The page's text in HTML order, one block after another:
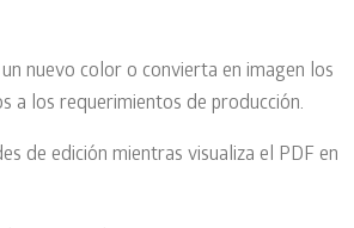
nuevo color o convierta en imagen los
a los requerimientos de producción.
de edición mientras visualiza el PDF en